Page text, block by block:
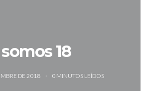
somos 18
DE 2018 0 MINUTOS LEÍDOS